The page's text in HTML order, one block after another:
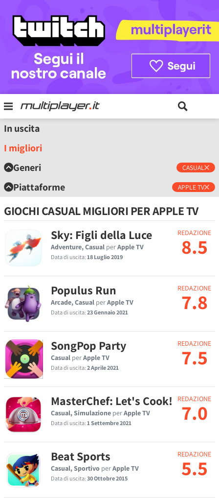
In uscita
I migliori
Generi
CASUAL
Piattaforme APPLE TV
GIOCHI CASUAL MIGLIORI PER APPLE TV
Sky: Figli della Luce
Adventure, Casual perApple TV
Data di uscita:18 Luglio 2019
REDAZIONE
8.5
Populus Run
Arcade, Casual perApple TV
Data di uscita:23 Gennaio 2021
REDAZIONE
7.8
SongPop Party
Casual perApple TV
Data di uscita:2 Aprile 2021
REDAZIONE
7.5
MasterChef: Let's Cook!
Casual, Simulazione perApple TV
Data di uscita:1 Settembre 2021
REDAZIONE
7.0
Beat Sports
Casual, Sportivo perApple TV
Data di uscita:30 Ottobre 2015
REDAZIONE
5.5